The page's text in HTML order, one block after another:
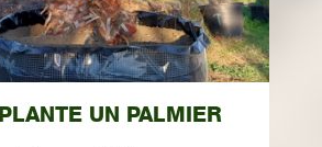
UN PALMIER